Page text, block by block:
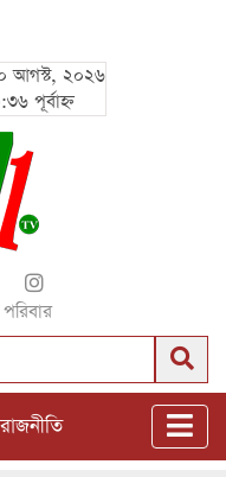
আগস্ট, ২০২৬
পূর্বাহ্ন
রাজনীতি